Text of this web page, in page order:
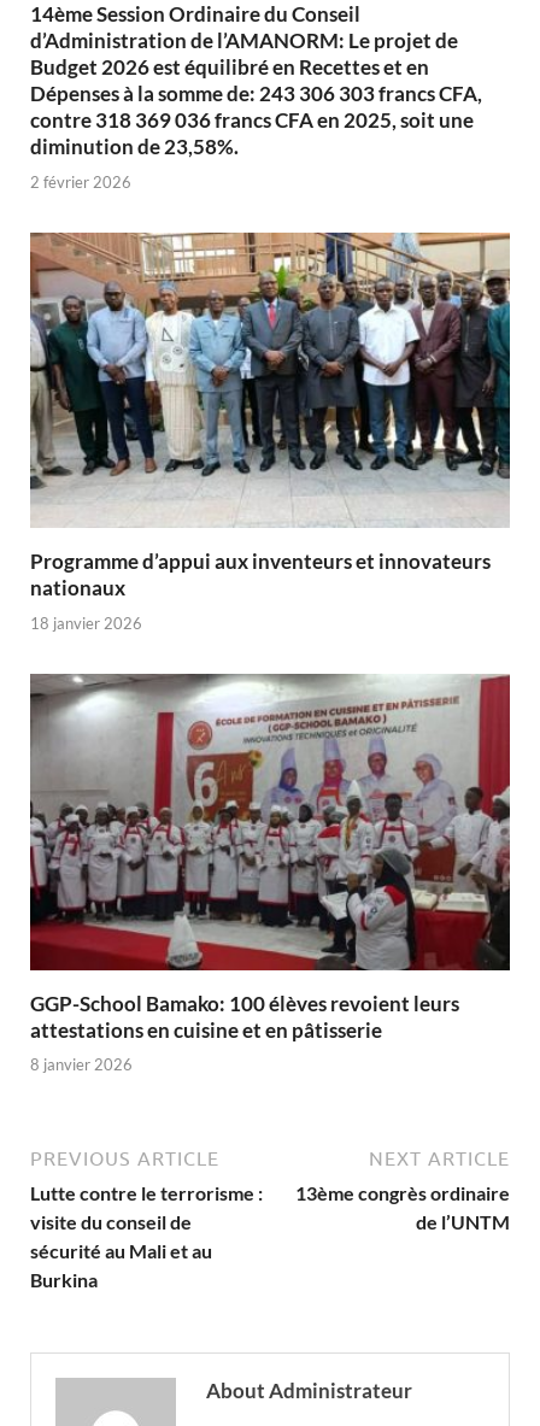
14ème Session Ordinaire du Conseil
d’Administration de l’AMANORM: Le projet de
Budget 2026 est équilibré en Recettes et en
Dépenses à la somme de: 243 306 303 francs CFA,
contre 318 369 036 francs CFA en 2025, soit une
diminution de 23,58%.
2 février 2026
Programme d’appui aux inventeurs et innovateurs
nationaux
18 janvier 2026
GGP-School Bamako: 100 élèves revoient leurs
attestations en cuisine et en pâtisserie
8 janvier 2026
PREVIOUS ARTICLE
Lutte contre le terrorisme :
visite du conseil de
sécurité au Mali et au
Burkina
NEXT ARTICLE
13ème congrès ordinaire
de l’UNTM
About Administrateur